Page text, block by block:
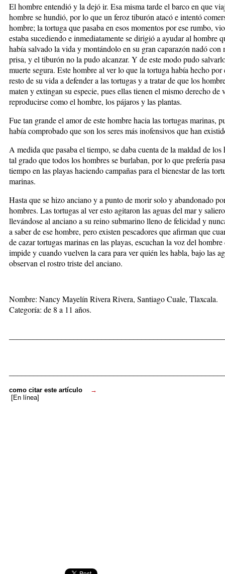
El hombre entendió y la dejó ir. Esa misma tarde el barco en que
hombre se hundió, por lo que un feroz tiburón atacó e intentó
hombre; la tortuga que pasaba en esos momentos por ese rumbo,
estaba sucediendo e inmediatamente se dirigió a ayudar al hombre
había salvado la vida y montándolo en su gran caparazón nadó con
prisa, y el tiburón no la pudo alcanzar. Y de este modo pudo
muerte segura. Este hombre al ver lo que la tortuga había hecho
resto de su vida a defender a las tortugas y a tratar de que los
maten y extingan su especie, pues ellas tienen el mismo derecho de
reproducirse como el hombre, los pájaros y las plantas.
Fue tan grande el amor de este hombre hacia las tortugas marinas,
había comprobado que son los seres más inofensivos que han
A medida que pasaba el tiempo, se daba cuenta de la maldad de los
tal grado que todos los hombres se burlaban, por lo que prefería
tiempo en las playas haciendo campañas para el bienestar de las
marinas.
Hasta que se hizo anciano y a punto de morir solo y abandonado
hombres. Las tortugas al ver esto agitaron las aguas del mar y
llevándose al anciano a su reino submarino lleno de felicidad y
a saber de ese hombre, pero existen pescadores que afirman que
de cazar tortugas marinas en las playas, escuchan la voz del hombre
impide y cuando vuelven la cara para ver quién les habla, bajo las
observan el rostro triste del anciano.
Nombre: Nancy Mayelín Rivera Rivera, Santiago Cuale, Tlaxcala.
Categoría: de 8 a 11 años.
como citar este artículo
→
[En línea]